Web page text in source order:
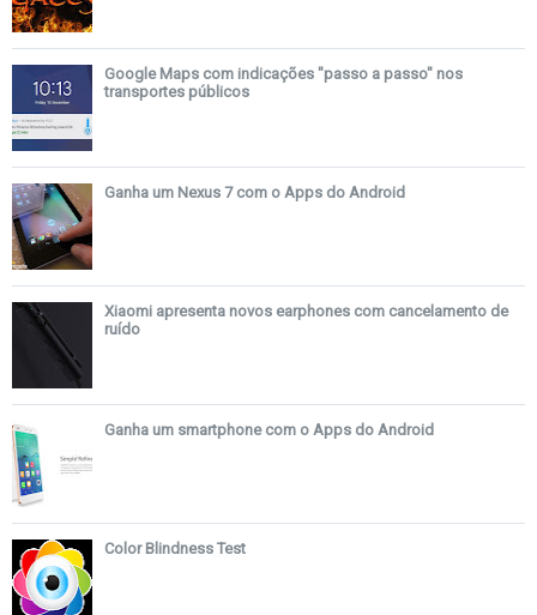
Google Maps com indicações "passo a passo" nos
transportes públicos
Ganha um Nexus 7 com o Apps do Android
Xiaomi apresenta novos earphones com cancelamento de
ruído
Ganha um smartphone com o Apps do Android
Color Blindness Test